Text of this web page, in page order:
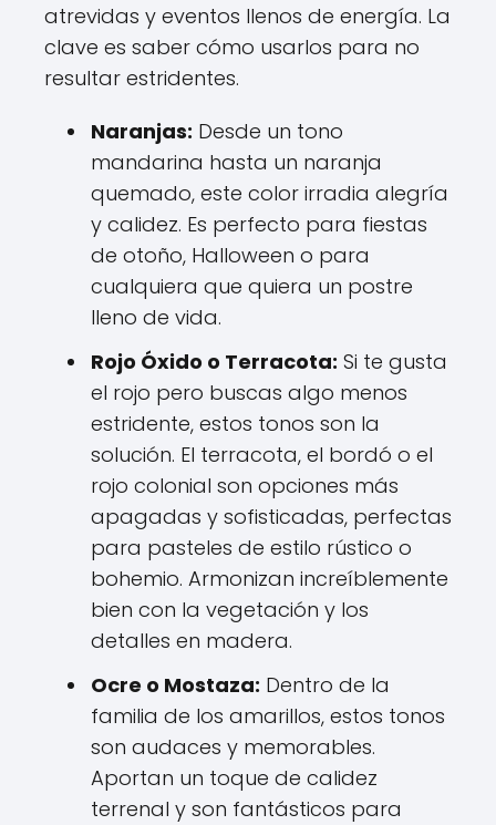
atrevidas y eventos llenos de energía. La
clave es saber cómo usarlos para no
resultar estridentes.
Naranjas: Desde un tono
mandarina hasta un naranja
quemado, este color irradia alegría
y calidez. Es perfecto para fiestas
de otoño, Halloween o para
cualquiera que quiera un postre
lleno de vida.
Rojo Óxido o Terracota: Si te gusta
el rojo pero buscas algo menos
estridente, estos tonos son la
solución. El terracota, el bordó o el
rojo colonial son opciones más
apagadas y sofisticadas, perfectas
para pasteles de estilo rústico o
bohemio. Armonizan increíblemente
bien con la vegetación y los
detalles en madera.
Ocre o Mostaza: Dentro de la
familia de los amarillos, estos tonos
son audaces y memorables.
Aportan un toque de calidez
terrenal y son fantásticos para